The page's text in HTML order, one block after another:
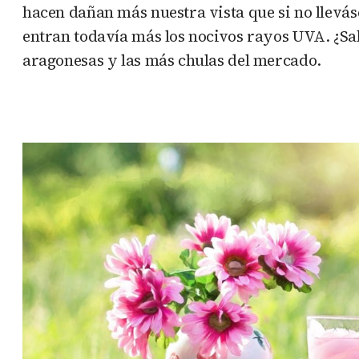
hacen dañan más nuestra vista que si no
entran todavía más los nocivos rayos UVA.
aragonesas y las más chulas del mercado.